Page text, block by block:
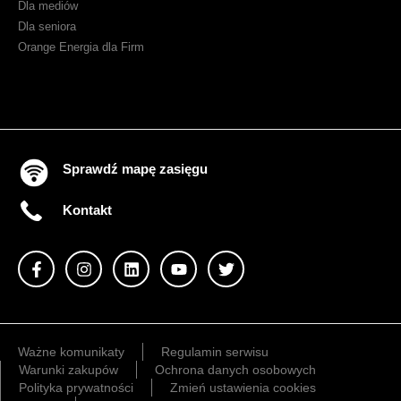
Dla mediów
Dla seniora
Orange Energia dla Firm
Sprawdź mapę zasięgu
Kontakt
Ważne komunikaty
Regulamin serwisu
Warunki zakupów
Ochrona danych osobowych
Polityka prywatności
Zmień ustawienia cookies